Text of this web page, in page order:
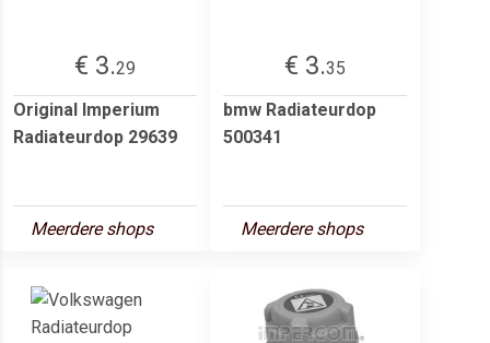
€ 3.29
Original Imperium
Radiateurdop 29639
Meerdere shops
€ 3.35
bmw Radiateurdop
500341
Meerdere shops